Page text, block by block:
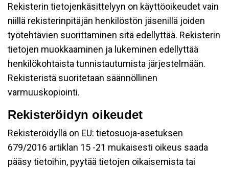
Rekisterin tietojenkäsittelyyn on käyttöoikeudet vain
niillä rekisterinpitäjän henkilöstön jäsenillä joiden
työtehtävien suorittaminen sitä edellyttää. Rekisterin
tietojen muokkaaminen ja lukeminen edellyttää
henkilökohtaista tunnistautumista järjestelmään.
Rekisteristä suoritetaan säännöllinen
varmuuskopiointi.
Rekisteröidyn oikeudet
Rekisteröidyllä on EU: tietosuoja-asetuksen
679/2016 artiklan 15 -21 mukaisesti oikeus saada
pääsy tietoihin, pyytää tietojen oikaisemista tai